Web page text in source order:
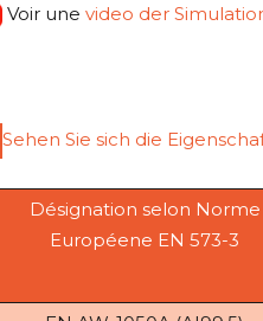
Voir une video der
Sehen Sie sich die
Désignation selon Norme
Européene EN 573-3